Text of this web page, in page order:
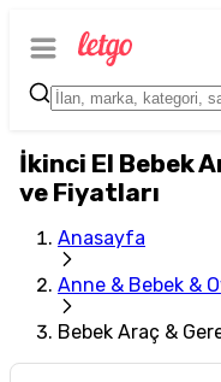
İkinci El Bebek
ve Fiyatları
Anasayfa
Anne & Bebek &
Bebek Araç &